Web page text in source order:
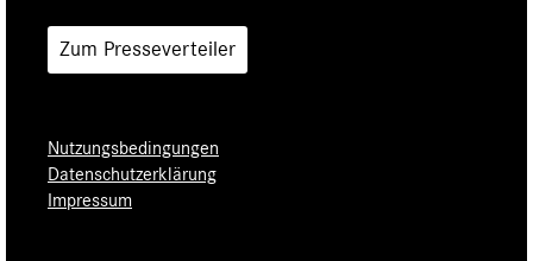
Zum Presseverteiler
Nutzungsbedingungen
Datenschutzerklärung
Impressum